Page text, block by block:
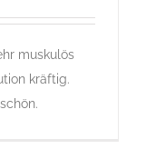
muskulös
kräftig.